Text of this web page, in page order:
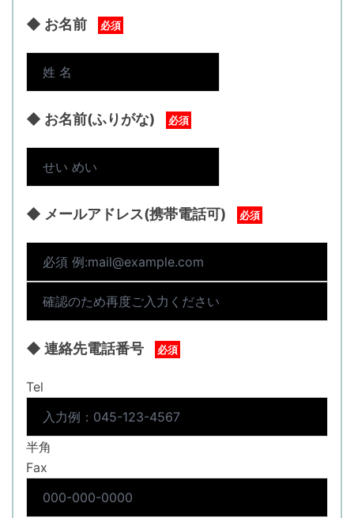
◆ お名前 必須
◆ お名前(ふりがな) 必須
◆ メールアドレス(携帯電話可) 必須
◆ 連絡先電話番号 必須
Tel
半角
Fax